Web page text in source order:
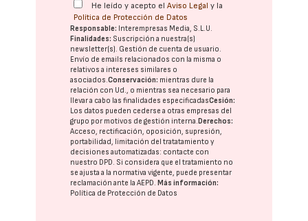
He leído y acepto elAviso Legal y la
Política de Protección de Datos
Responsable: Interempresas Media, S.L.U.
Finalidades: Suscripción a nuestra(s)
newsletter(s). Gestión de cuenta de usuario.
Envío de emails relacionados con la misma o
relativos a intereses similares o
asociados.Conservación: mientras dure la
relación con Ud., o mientras sea necesario para
llevar a cabo las finalidades especificadasCesión:
Los datos pueden cederse a otras empresas del
grupo por motivos de gestión interna. Derechos:
Acceso, rectificación, oposición, supresión,
portabilidad, limitación del tratatamiento y
decisiones automatizadas: contacte con
nuestro DPD. Si considera que el tratamiento no
se ajusta a la normativa vigente, puede presentar
reclamación ante laAEPD. Más información:
Política de Protección de Datos